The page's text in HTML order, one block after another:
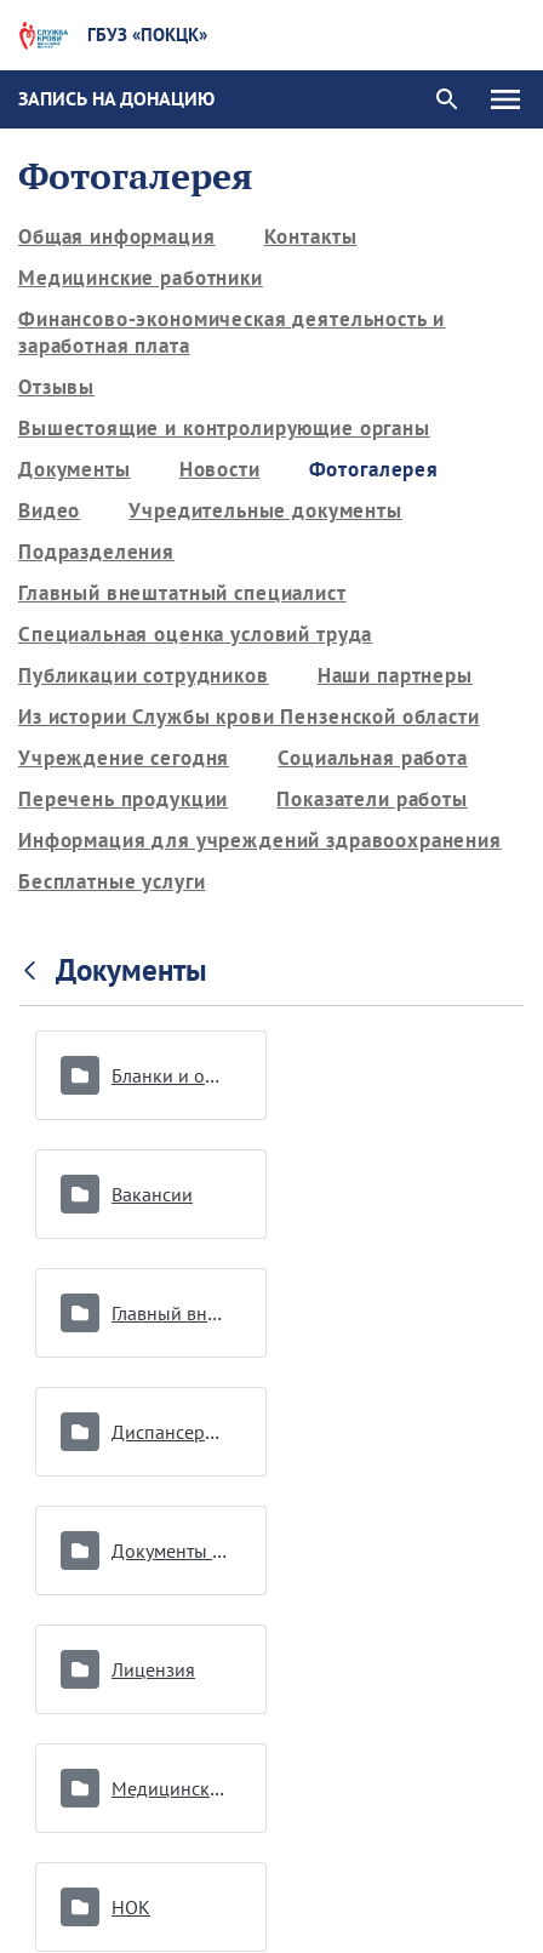
ГБУЗ «ПОКЦК»
ЗАПИСЬ НА ДОНАЦИЮ
Фотогалерея
Общая информация
Контакты
Медицинские работники
Финансово-экономическая деятельность и
заработная плата
Отзывы
Вышестоящие и контролирующие органы
Документы
Новости
Фотогалерея
Видео
Учредительные документы
Подразделения
Главный внештатный специалист
Специальная оценка условий труда
Публикации сотрудников
Наши партнеры
Из истории Службы крови Пензенской области
Учреждение сегодня
Социальная работа
Перечень продукции
Показатели работы
Информация для учреждений здравоохранения
Бесплатные услуги
Документы
Бланки и образцы документов
Вакансии
Главный внештатный специалист
Диспансеризация
Документы подразделений
Лицензия
Медицинские работники
НОК